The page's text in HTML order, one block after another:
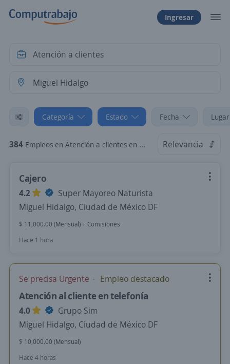
Ingresar
Categoría Estado Fecha
384 Empleos en Atención a clientes en Miguel Hidalgo, Ciudad de México DF Relevancia
Cajero
4.2
Super Mayoreo Naturista
Miguel Hidalgo, Ciudad de México DF
$ 11,000.00 (Mensual) + Comisiones
Hace 1 hora
Se precisa Urgente Empleo destacado
Atención al cliente en telefonía
4.0
Grupo Sim
Miguel Hidalgo, Ciudad de México DF
$ 10,000.00 (Mensual)
Hace 4 horas